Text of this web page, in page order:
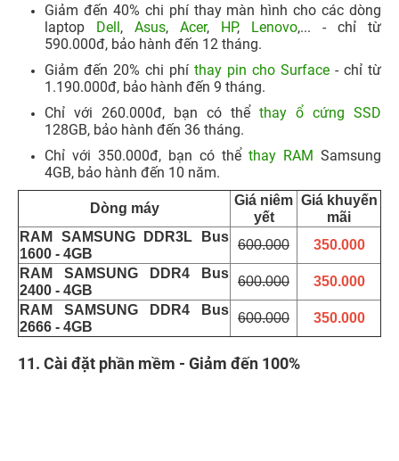
Giảm đến 40% chi phí thay màn hình cho các dòng
laptop Dell, Asus, Acer, HP, Lenovo,... - chỉ từ
590.000đ, bảo hành đến 12 tháng.​
Giảm đến 20% chi phí thay pin cho Surface - chỉ từ
1.190.000đ, bảo hành đến 9 tháng.​
Chỉ với 260.000đ, bạn có thể thay ổ cứng SSD
128GB, bảo hành đến 36 tháng.​
Chỉ với 350.000đ, bạn có thể thay RAM Samsung
4GB, bảo hành đến 10 năm.​
Dòng máy
Giá niêm
yết
Giá khuyến
mãi
RAM SAMSUNG DDR3L Bus
1600 - 4GB
600.000
350.000
RAM SAMSUNG DDR4 Bus
2400 - 4GB
600.000
350.000
RAM SAMSUNG DDR4 Bus
2666 - 4GB
600.000 350.000
11. Cài đặt phần mềm - Giảm đến 100%